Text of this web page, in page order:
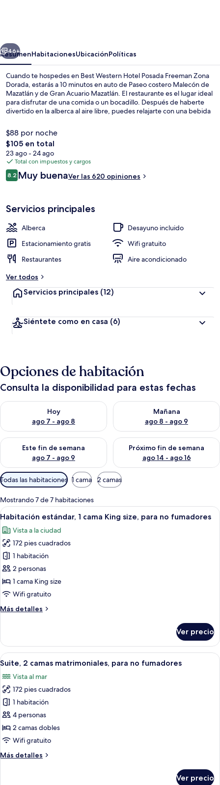
Freeman
Zona
Dorada
Siguiente
46+
ResumenHabitacionesUbicaciónPolíticas
Cuando te hospedes en Best Western Hotel Posada Freeman Zona
Dorada, estarás a 10 minutos en auto de Paseo costero Malecón de
Mazatlán y de Gran Acuario Mazatlán. El restaurante es el lugar ideal
para disfrutar de una comida o un bocadillo. Después de haberte
divertido en la alberca al aire libre, puedes relajarte con una bebida
A otros visitantes les encanta el personal amable.
$88 por noche
El
precio
total
es
de
$105 en total
23 ago - 24 ago
Total con impuestos y cargos
Opiniones
8.28.2 de 10,
Muy buenaVer las 620 opiniones
Servicios principales
Alberca
Desayuno incluido
Estacionamiento gratis
Wifi gratuito
Restaurantes
Aire acondicionado
Ver todos
Servicios principales (12)
Siéntete como en casa (6)
Opciones de habitación
Consulta la disponibilidad para estas fechas
Hoy
ago 7 - ago 8
Consulta la disponibilidad para hoy ago 7 - ago 8
Mañana
ago 8 - ago 9
Consulta la disponibilidad
Este fin de semana
ago 7 - ago 9
Consulta la disponibilidad para este fin de semana ago 7 -
Próximo fin de semana
ago 14 - ago 16
Consulta la disponibilidad
Filtros
disponibles
para
las
habitaciones
Todas las habitaciones 1 cama 2 camas
Mostrando 7 de 7 habitaciones
Abrir
todas
las
fotos
de
Habitación
estándar,
1
King
no
fumadores
Una habitación de hotel con cama,
6
Habitación estándar, 1 cama King size, para no fumadores
Vista a la ciudad
172 pies cuadrados
1 habitación
2 personas
1 cama King size
Wifi gratuito
Más detalles
Más
estándar,
cama
size,
para
no
fumadores
Ver precio
Abrir
todas
las
fotos
de
Suite,
2
camas
matrimoniales,
para
Habitación de hotel con dos camas,
7
Suite, 2 camas matrimoniales, para no fumadores
Vista al mar
172 pies cuadrados
1 habitación
4 personas
2 camas dobles
Wifi gratuito
Más detalles
Más
Ver precio